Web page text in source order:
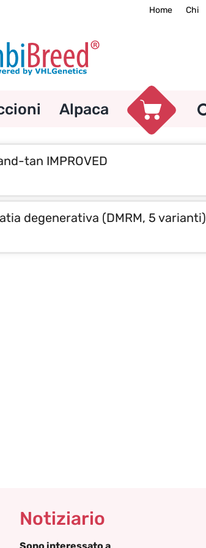
Home Chi
Alpaca
tan IMPROVED
degenerativa (DMRM, 5 varianti)
Notiziario
Sono interessato a